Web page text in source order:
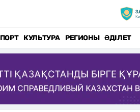
КУЛЬТУРА РЕГИОНЫ ӘДІЛЕТ